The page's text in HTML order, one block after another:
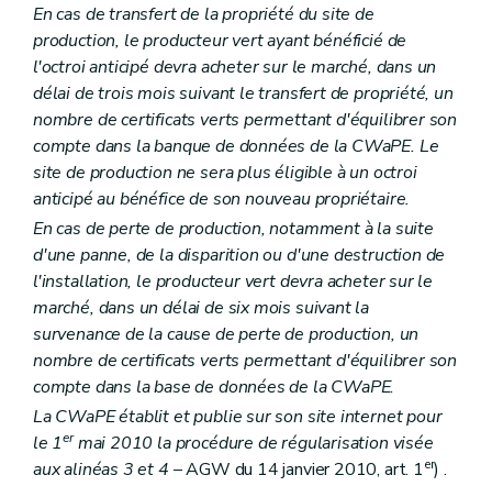
En cas de transfert de la propriété du site de
production, le producteur vert ayant bénéficié de
l'octroi anticipé devra acheter sur le marché, dans un
délai de trois mois suivant le transfert de propriété, un
nombre de certificats verts permettant d'équilibrer son
compte dans la banque de données de la CWaPE. Le
site de production ne sera plus éligible à un octroi
anticipé au bénéfice de son nouveau propriétaire.
En cas de perte de production, notamment à la suite
d'une panne, de la disparition ou d'une destruction de
l'installation, le producteur vert devra acheter sur le
marché, dans un délai de six mois suivant la
survenance de la cause de perte de production, un
nombre de certificats verts permettant d'équilibrer son
compte dans la base de données de la CWaPE.
La CWaPE établit et publie sur son site internet pour
le 1ermai 2010 la procédure de régularisation visée
aux alinéas 3 et 4 – AGW du 14 janvier 2010, art. 1er) .